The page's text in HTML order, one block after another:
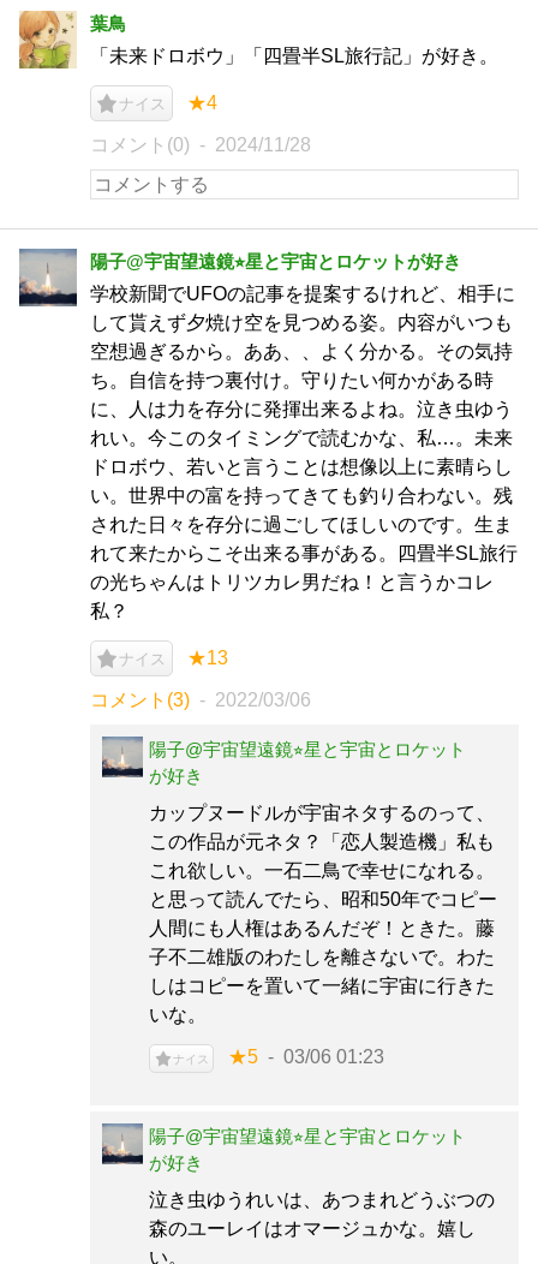
葉鳥
「未来ドロボウ」「四畳半SL旅行記」が好き。
ナイス ★4
コメント(0) 2024/11/28
陽子@宇宙望遠鏡⭐︎星と宇宙とロケットが好き
学校新聞でUFOの記事を提案するけれど、相手に
して貰えず夕焼け空を見つめる姿。内容がいつも
空想過ぎるから。ああ、、よく分かる。その気持
ち。自信を持つ裏付け。守りたい何かがある時
に、人は力を存分に発揮出来るよね。泣き虫ゆう
れい。今このタイミングで読むかな、私…。未来
ドロボウ、若いと言うことは想像以上に素晴らし
い。世界中の富を持ってきても釣り合わない。残
された日々を存分に過ごしてほしいのです。生ま
れて来たからこそ出来る事がある。四畳半SL旅行
の光ちゃんはトリツカレ男だね！と言うかコレ
私？
ナイス ★13
コメント(3) 2022/03/06
陽子@宇宙望遠鏡⭐︎星と宇宙とロケット
が好き
カップヌードルが宇宙ネタするのって、
この作品が元ネタ？「恋人製造機」私も
これ欲しい。一石二鳥で幸せになれる。
と思って読んでたら、昭和50年でコピー
人間にも人権はあるんだぞ！ときた。藤
子不二雄版のわたしを離さないで。わた
しはコピーを置いて一緒に宇宙に行きた
いな。
ナイス ★5 03/06 01:23
陽子@宇宙望遠鏡⭐︎星と宇宙とロケット
が好き
泣き虫ゆうれいは、あつまれどうぶつの
森のユーレイはオマージュかな。嬉し
い。